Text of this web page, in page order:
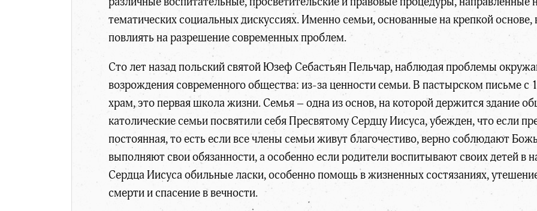
тематических социальных дискуссиях. Именно семьи, основанные на крепкой
повлиять на разрешение современных проблем.
Сто лет назад польский святой Юзеф Себастьян Пельчар, наблюдая проблемы
возрождения современного общества: из-за ценности семьи. В пастырском письме с
храм, это первая школа жизни. Семья – одна из основ, на которой держится здание
католические семьи посвятили себя Пресвятому Сердцу Иисуса, убежден, что если
постоянная, то есть если все члены семьи живут благочестиво, верно соблюдают
выполняют свои обязанности, а особенно если родители воспитывают своих детей в
Сердца Иисуса обильные ласки, особенно помощь в жизненных состязаниях,
смерти и спасение в вечности.